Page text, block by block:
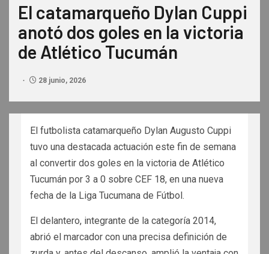
El catamarqueño Dylan Cuppi
anotó dos goles en la victoria
de Atlético Tucumán
28 junio, 2026
El futbolista catamarqueño Dylan Augusto Cuppi
tuvo una destacada actuación este fin de semana
al convertir dos goles en la victoria de Atlético
Tucumán por 3 a 0 sobre CEF 18, en una nueva
fecha de la Liga Tucumana de Fútbol.
El delantero, integrante de la categoría 2014,
abrió el marcador con una precisa definición de